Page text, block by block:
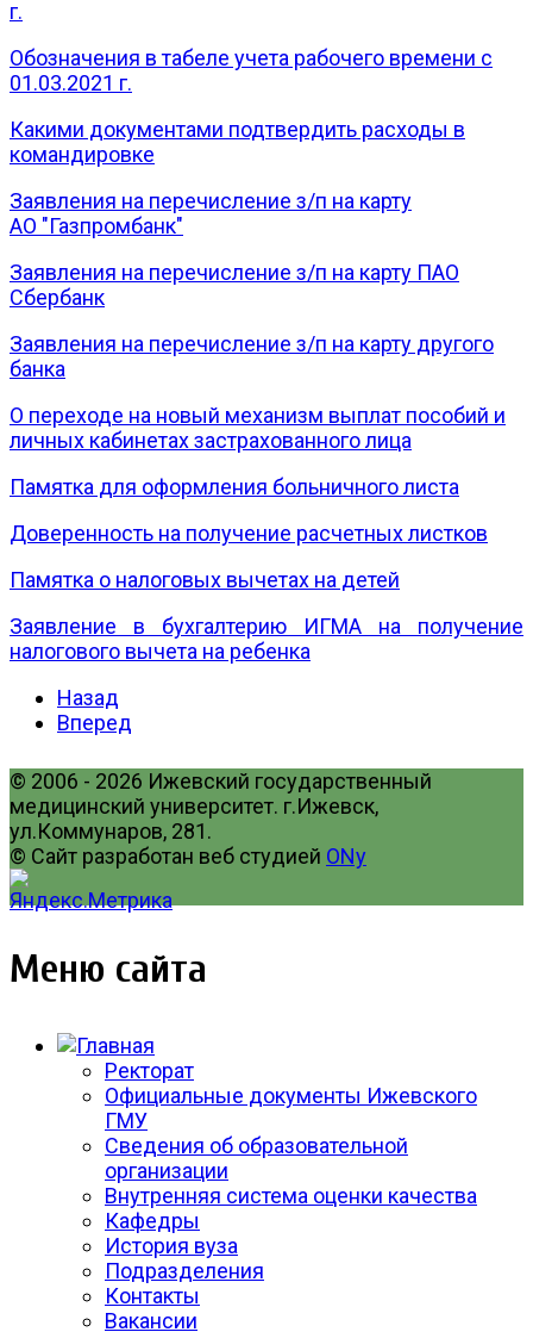
г.
Обозначения в табеле учета рабочего времени с
01.03.2021 г.
Какими документами подтвердить расходы в
командировке
Заявления на перечисление з/п на карту
АО "Газпромбанк"
Заявления на перечисление з/п на карту ПАО
Сбербанк
Заявления на перечисление з/п на карту другого
банка
О переходе на новый механизм выплат пособий и
личных кабинетах застрахованного лица
Памятка для оформления больничного листа
Доверенность на получение расчетных листков
Памятка о налоговых вычетах на детей
Заявление в бухгалтерию ИГМА на получение
налогового вычета на ребенка
Назад
Вперед
© 2006 - 2026 Ижевский государственный
медицинский университет. г.Ижевск,
ул.Коммунаров, 281.
© Сайт разработан веб студией ONy
Меню сайта
Ректорат
Официальные документы Ижевского
ГМУ
Сведения об образовательной
организации
Внутренняя система оценки качества
Кафедры
История вуза
Подразделения
Контакты
Вакансии